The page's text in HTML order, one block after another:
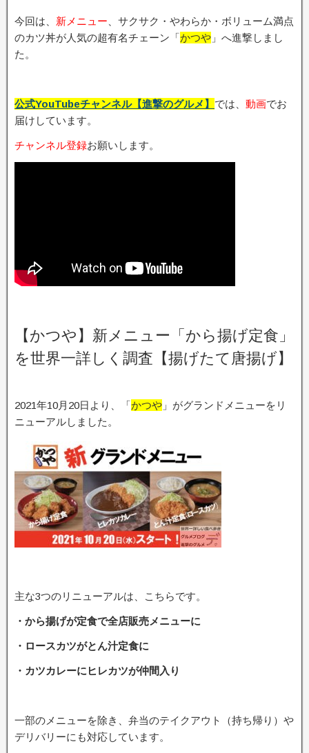
今回は、 新メニュー 、サクサク・やわらか・ボリューム満点
のカツ丼が人気の超有名チェーン「かつや 」へ進撃しまし
た。
公式YouTubeチャンネル【進撃のグルメ】 では、 動画でお
届けしています。
チャンネル登録お願いします。
【かつや】新メニュー「から揚げ定食」
を世界一詳しく調査【揚げたて唐揚げ】
2021年10月20日より、「かつや 」がグランドメニューをリ
ニューアルしました。
主な3つのリニューアルは、こちらです。
・から揚げが定食で全店販売メニューに
・ロースカツがとん汁定食に
・カツカレーにヒレカツが仲間入り
一部のメニューを除き、弁当のテイクアウト（持ち帰り）や
デリバリーにも対応しています。